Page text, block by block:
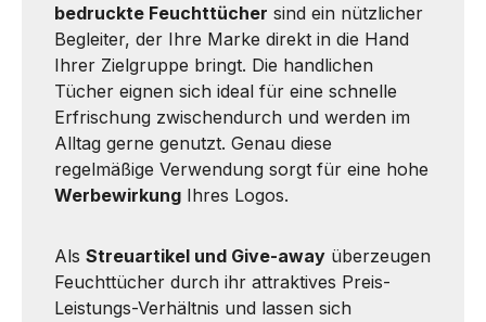
bedruckte Feuchttücher sind ein nützlicher
Begleiter, der Ihre Marke direkt in die Hand
Ihrer Zielgruppe bringt. Die handlichen
Tücher eignen sich ideal für eine schnelle
Erfrischung zwischendurch und werden im
Alltag gerne genutzt. Genau diese
regelmäßige Verwendung sorgt für eine hohe
Werbewirkung Ihres Logos.
Als Streuartikel und Give-away überzeugen
Feuchttücher durch ihr attraktives Preis-
Leistungs-Verhältnis und lassen sich